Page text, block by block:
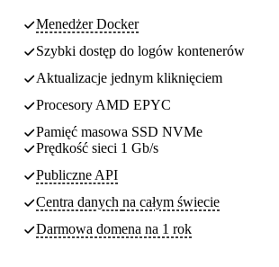
Menedżer Docker
Szybki dostęp do logów kontenerów
Aktualizacje jednym kliknięciem
Procesory AMD EPYC
Pamięć masowa SSD NVMe
Prędkość sieci 1 Gb/s
Publiczne API
Centra danych na całym świecie
Darmowa domena na 1 rok